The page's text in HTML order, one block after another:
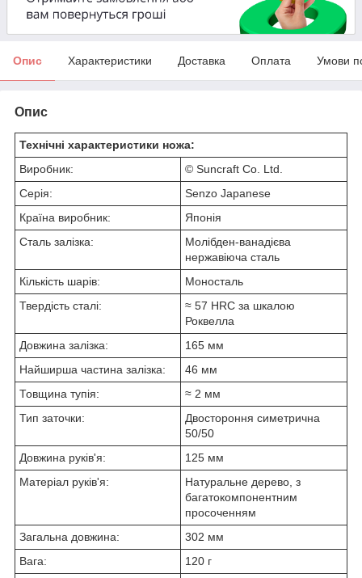
Опис Характеристики Доставка Оплата Умови
Опис
Технічні характеристики ножа:
Виробник:
© Suncraft Co. Ltd.
Серія:
Senzo Japanese
Країна виробник:
Японія
Сталь залізка:
Молібден-ванадієва
нержавіюча сталь
Кількість шарів:
Моносталь
Твердість сталі:
≈ 57 HRC за шкалою
Роквелла
Довжина залізка:
165 мм
Найширша частина залізка:
46 мм
Товщина тупія:
≈ 2 мм
Тип заточки:
Двостороння симетрична
50/50
Довжина руків'я:
125 мм
Матеріал руків'я:
Натуральне дерево, з
багатокомпонентним
просоченням
Загальна довжина:
302 мм
Вага:
120 г